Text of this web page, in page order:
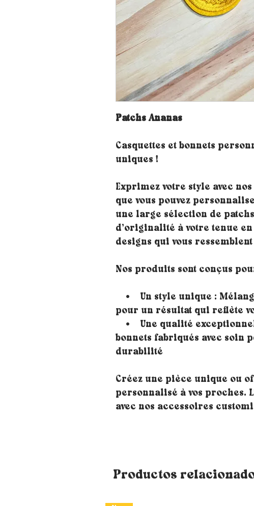
Patchs Ananas
Casquettes et bonnets
uniques !
Exprimez votre style avec
que vous pouvez
une large sélection de
d’originalité à votre tenue
designs qui vous ressemblent
Nos produits sont conçus
• Un style unique :
pour un résultat qui reflète
• Une qualité
bonnets fabriqués avec soin
durabilité
Créez une pièce unique ou
personnalisé à vos proches.
avec nos accessoires
Productos